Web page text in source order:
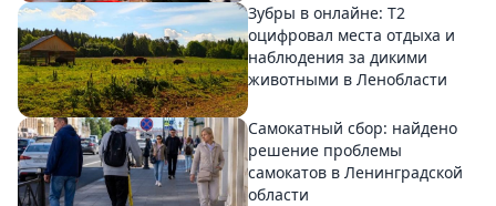
Зубры в онлайне: Т2
оцифровал места отдыха и
наблюдения за дикими
животными в Ленобласти
Самокатный сбор: найдено
решение проблемы
самокатов в Ленинградской
области